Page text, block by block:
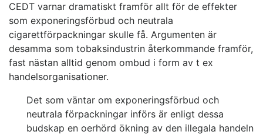
CEDT varnar dramatiskt framför allt för de effekter
som exponeringsförbud och neutrala
cigarettförpackningar skulle få. Argumenten är
desamma som tobaksindustrin återkommande framför,
fast nästan alltid genom ombud i form av t ex
handelsorganisationer.
Det som väntar om exponeringsförbud och
neutrala förpackningar införs är enligt dessa
budskap en oerhörd ökning av den illegala handeln